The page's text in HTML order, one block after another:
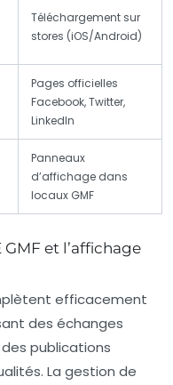
Téléchargement sur
stores (iOS/Android)
Pages officielles
Facebook, Twitter,
LinkedIn
Panneaux
d’affichage dans
locaux GMF
GMF et l’affichage
efficacement
des échanges
publications
La gestion de